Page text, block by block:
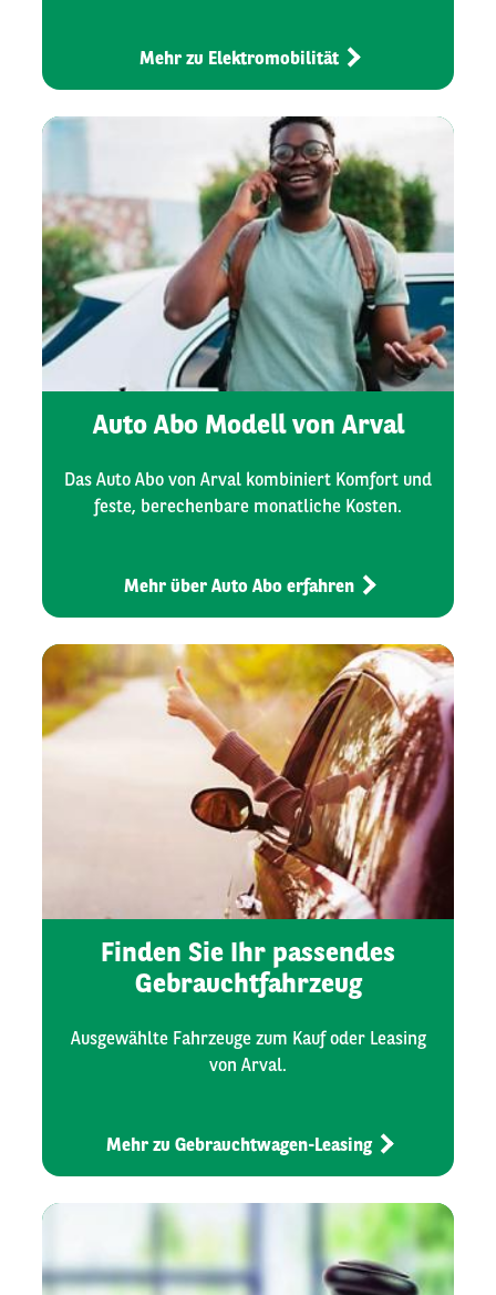
Mehr zu Elektromobilität
Auto Abo Modell von Arval
Das Auto Abo von Arval kombiniert Komfort und
feste, berechenbare monatliche Kosten.
Mehr über Auto Abo erfahren
Finden Sie Ihr passendes
Gebrauchtfahrzeug
Ausgewählte Fahrzeuge zum Kauf oder Leasing
von Arval.
Mehr zu Gebrauchtwagen-Leasing